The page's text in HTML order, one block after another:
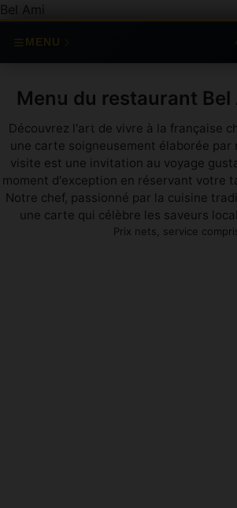
Bel Ami
MENU
Menu du restaurant Bel
Découvrez l'art de vivre à la française
une carte soigneusement élaborée par
visite est une invitation au voyage
moment d'exception en réservant votre
Notre chef, passionné par la cuisine
une carte qui célèbre les saveurs
Prix nets, service